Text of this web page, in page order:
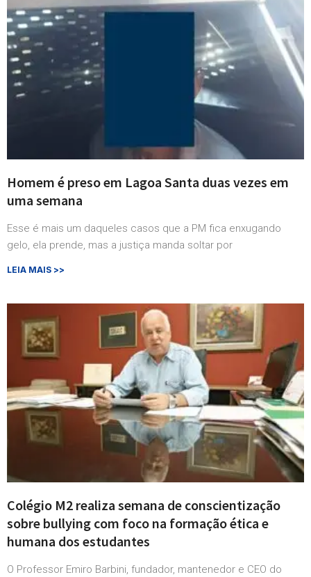
Homem é preso em Lagoa Santa duas vezes em
uma semana
Esse é mais um daqueles casos que a PM fica enxugando
gelo, ela prende, mas a justiça manda soltar por
LEIA MAIS >>
Colégio M2 realiza semana de conscientização
sobre bullying com foco na formação ética e
humana dos estudantes
O Professor Emiro Barbini, fundador, mantenedor e CEO do